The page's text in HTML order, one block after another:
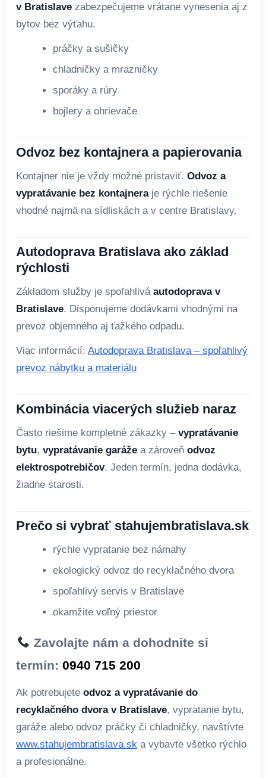
v Bratislave zabezpečujeme vrátane vynesenia aj z
bytov bez výťahu.
práčky a sušičky
chladničky a mrazničky
sporáky a rúry
bojlery a ohrievače
Odvoz bez kontajnera a papierovania
Kontajner nie je vždy možné pristaviť. Odvoz a
vypratávanie bez kontajneraje rýchle riešenie
vhodné najmä na sídliskách a v centre Bratislavy.
Autodoprava Bratislava ako základ
rýchlosti
Základom služby je spoľahlivá autodoprava v
Bratislave. Disponujeme dodávkami vhodnými na
prevoz objemného aj ťažkého odpadu.
Viac informácií: Autodoprava Bratislava – spoľahlivý
prevoz nábytku a materiálu
Kombinácia viacerých služieb naraz
Často riešime kompletné zákazky – vypratávanie
bytu, vypratávanie garáže a zároveň odvoz
elektrospotrebičov. Jeden termín, jedna dodávka,
žiadne starosti.
Prečo si vybrať stahujembratislava.sk
rýchle vypratanie bez námahy
ekologický odvoz do recyklačného dvora
spoľahlivý servis v Bratislave
okamžite voľný priestor
Zavolajte nám a dohodnite si
termín: 0940 715 200
Ak potrebujete odvoz a vypratávanie do
recyklačného dvora v Bratislave, vypratanie bytu,
garáže alebo odvoz práčky či chladničky, navštívte
www.stahujembratislava.sk a vybavte všetko rýchlo
a profesionálne.